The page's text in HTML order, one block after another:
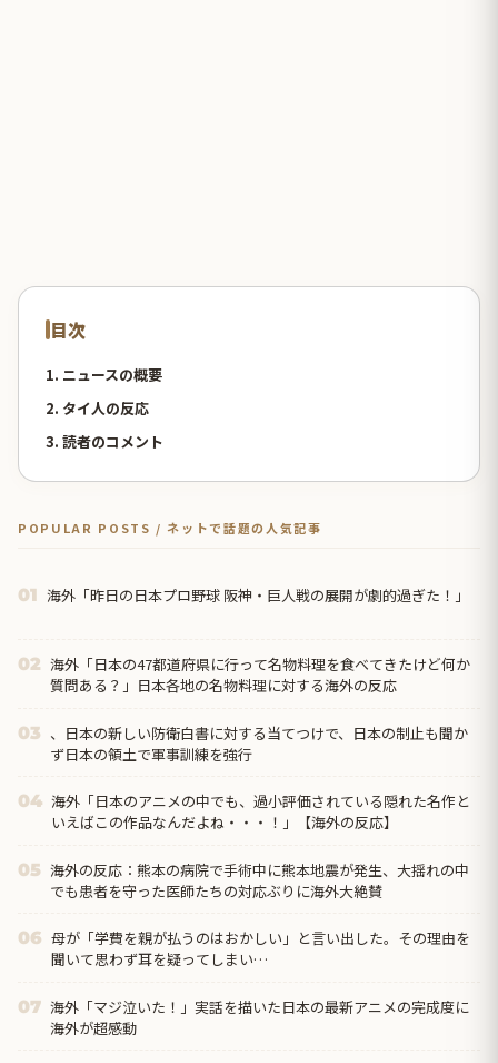
目次
1. ニュースの概要
2. タイ人の反応
3. 読者のコメント
POPULAR POSTS / ネットで話題の人気記事
01 海外「昨日の日本プロ野球 阪神・巨人戦の展開が劇的過ぎた！」
02 海外「日本の47都道府県に行って名物料理を食べてきたけど何か
質問ある？」日本各地の名物料理に対する海外の反応
03 、日本の新しい防衛白書に対する当てつけで、日本の制止も聞か
ず日本の領土で軍事訓練を強行
04 海外「日本のアニメの中でも、過小評価されている隠れた名作と
いえばこの作品なんだよね・・・！」【海外の反応】
05 海外の反応：熊本の病院で手術中に熊本地震が発生、大揺れの中
でも患者を守った医師たちの対応ぶりに海外大絶賛
06 母が「学費を親が払うのはおかしい」と言い出した。その理由を
聞いて思わず耳を疑ってしまい…
07 海外「マジ泣いた！」実話を描いた日本の最新アニメの完成度に
海外が超感動